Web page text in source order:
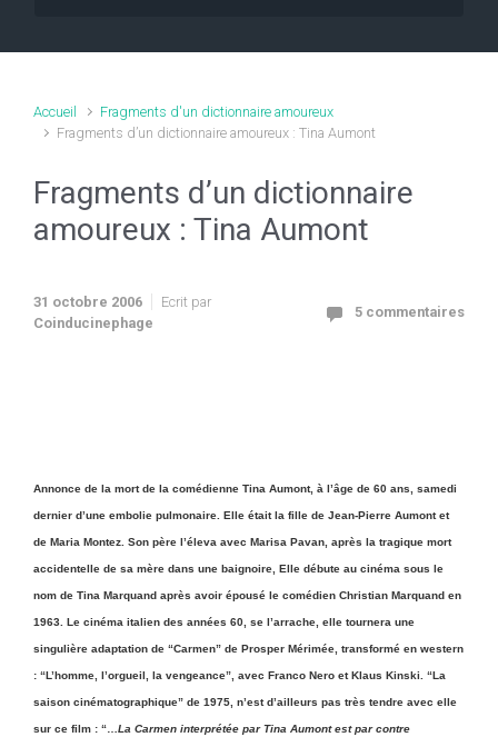
Accueil
Fragments d'un dictionnaire amoureux
Fragments d’un dictionnaire amoureux : Tina Aumont
Fragments d’un dictionnaire
amoureux : Tina Aumont
31 octobre 2006
Ecrit par
Coinducinephage
5 commentaires
Annonce de la mort de la comédienne Tina Aumont, à l’âge de 60 ans, samedi
dernier d’une embolie pulmonaire. Elle était la fille de Jean-Pierre Aumont et
de Maria Montez. Son père l’éleva avec Marisa Pavan, après la tragique mort
accidentelle de sa mère dans une baignoire, Elle débute au cinéma sous le
nom de Tina Marquand après avoir épousé le comédien Christian Marquand en
1963. Le cinéma italien des années 60, se l’arrache, elle tournera une
singulière adaptation de “Carmen” de Prosper Mérimée, transformé en western
: “L’homme, l’orgueil, la vengeance”, avec Franco Nero et Klaus Kinski. “La
saison cinématographique” de 1975, n’est d’ailleurs pas très tendre avec elle
sur ce film : “… La Carmen interprétée par Tina Aumont est par contre